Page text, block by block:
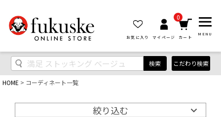
お気に入り マイページ
0
カート
MENU
検索 こだわり検索
HOME コーディネート一覧
絞り込む